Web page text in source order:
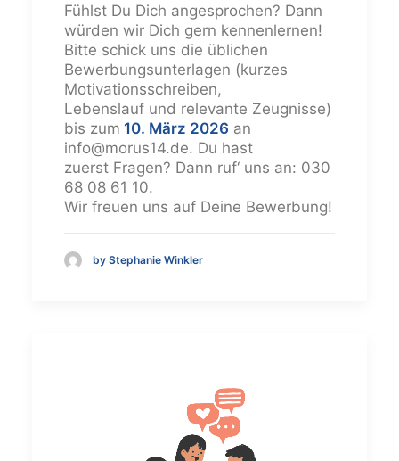
Fühlst Du Dich angesprochen? Dann
würden wir Dich gern kennenlernen!
Bitte schick uns die üblichen
Bewerbungsunterlagen (kurzes
Motivationsschreiben,
Lebenslauf und relevante Zeugnisse)
bis zum 10. März 2026 an
info@morus14.de. Du hast
zuerst Fragen? Dann ruf‘ uns an: 030
68 08 61 10.
Wir freuen uns auf Deine Bewerbung!
by Stephanie Winkler